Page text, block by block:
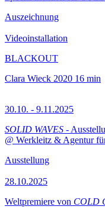
Auszeichnung
Videoinstallation
BLACKOUT
Clara Wieck 2020 16 min
30.10. - 9.11.2025
SOLID WAVES -
@ Werkleitz & Agentur
Ausstellung
28.10.2025
Weltpremiere von COLD